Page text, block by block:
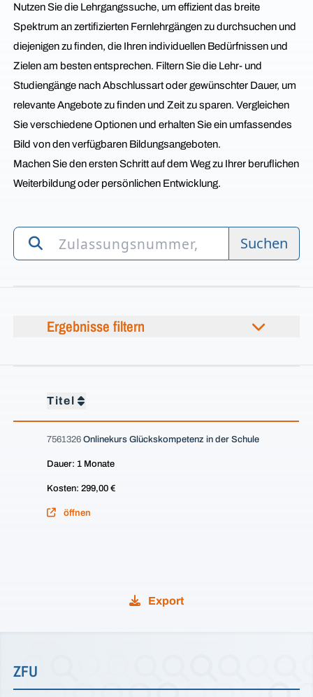
Nutzen Sie die Lehrgangssuche, um effizient das breite
Spektrum an zertifizierten Fernlehrgängen zu durchsuchen und
diejenigen zu finden, die Ihren individuellen Bedürfnissen und
Zielen am besten entsprechen. Filtern Sie die Lehr- und
Studiengänge nach Abschlussart oder gewünschter Dauer, um
relevante Angebote zu finden und Zeit zu sparen. Vergleichen
Sie verschiedene Optionen und erhalten Sie ein umfassendes
Bild von den verfügbaren Bildungsangeboten.
Machen Sie den ersten Schritt auf dem Weg zu Ihrer beruflichen
Weiterbildung oder persönlichen Entwicklung.
Suchen
Ergebnisse filtern
Titel
7561326 Onlinekurs Glückskompetenz in der Schule
Dauer: 1 Monate
Kosten: 299,00 €
öffnen
Export
ZFU